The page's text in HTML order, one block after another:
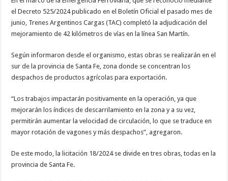
el Decreto 525/2024 publicado en el Boletín Oficial el pasado mes de
junio, Trenes Argentinos Cargas (TAC) completó la adjudicación del
mejoramiento de 42 kilómetros de vías en la línea San Martín.
Según informaron desde el organismo, estas obras se realizarán en el
sur de la provincia de Santa Fe, zona donde se concentran los
despachos de productos agrícolas para exportación.
“Los trabajos impactarán positivamente en la operación, ya que
mejorarán los índices de descarrilamiento en la zona y a su vez,
permitirán aumentar la velocidad de circulación, lo que se traduce en
mayor rotación de vagones y más despachos”, agregaron.
De este modo, la licitación 18/2024 se divide en tres obras, todas en la
provincia de Santa Fe.